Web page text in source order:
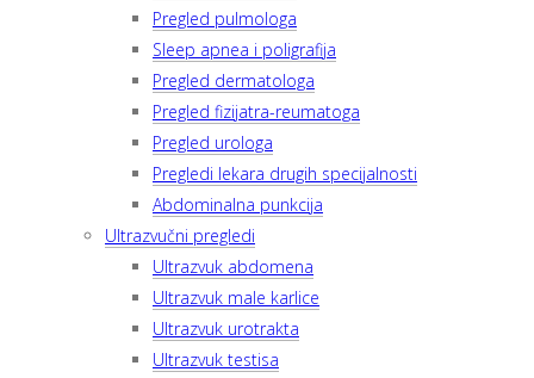
Pregled pulmologa
Sleep apnea i poligrafija
Pregled dermatologa
Pregled fizijatra-reumatoga
Pregled urologa
Pregledi lekara drugih specijalnosti
Abdominalna punkcija
Ultrazvučni pregledi
Ultrazvuk abdomena
Ultrazvuk male karlice
Ultrazvuk urotrakta
Ultrazvuk testisa